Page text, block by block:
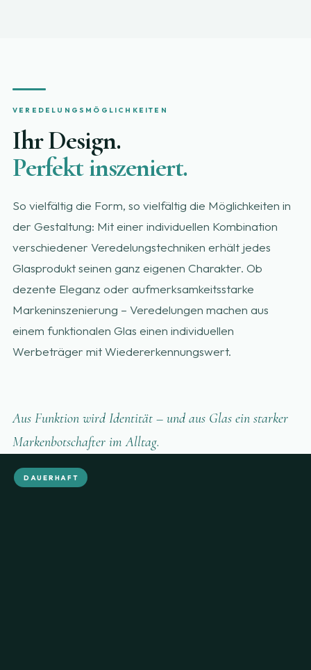
VEREDELUNGSMÖGLICHKEITEN
Ihr Design.
Perfekt inszeniert.
So vielfältig die Form, so vielfältig die Möglichkeiten in
der Gestaltung: Mit einer individuellen Kombination
verschiedener Veredelungstechniken erhält jedes
Glasprodukt seinen ganz eigenen Charakter. Ob
dezente Eleganz oder aufmerksamkeitsstarke
Markeninszenierung – Veredelungen machen aus
einem funktionalen Glas einen individuellen
Werbeträger mit Wiedererkennungswert.
Aus Funktion wird Identität – und aus Glas ein starker
Markenbotschafter im Alltag.
DAUERHAFT